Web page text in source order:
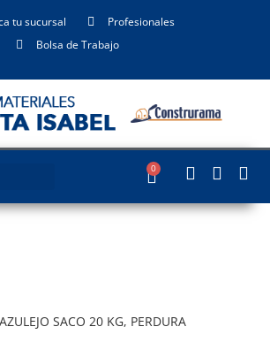
tu sucursal
Profesionales
Bolsa de Trabajo
0